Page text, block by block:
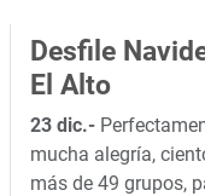
Desfile
El Alto
23 dic.-
mucha alegría,
más de 49 grupos,